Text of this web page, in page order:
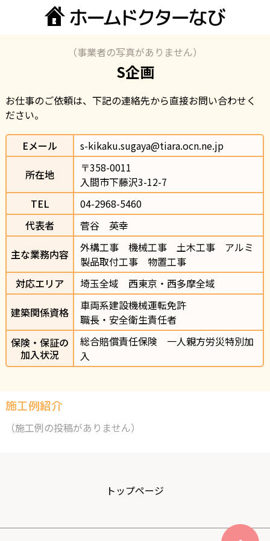
（事業者の写真がありません）
S企画
お仕事のご依頼は、下記の連絡先から直接お問い合わせく
ださい。
Eメール
s-kikaku.sugaya@tiara.ocn.ne.jp
所在地
〒358-0011
入間市下藤沢3-12-7
TEL
04-2968-5460
代表者
菅谷　英幸
主な業務内容
外構工事　機械工事　土木工事　アルミ
製品取付工事　物置工事
対応エリア
埼玉全域　西東京・西多摩全域
建築関係資格
車両系建設機械運転免許
職長・安全衛生責任者
保険・保証の
加入状況
総合賠償責任保険　一人親方労災特別加
入
施工例紹介
（施工例の投稿がありません）
トップページ